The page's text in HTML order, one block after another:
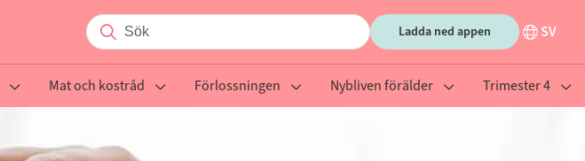
Ladda ned appen SV
Mat och kostråd Förlossningen Nybliven förälder Trimester 4